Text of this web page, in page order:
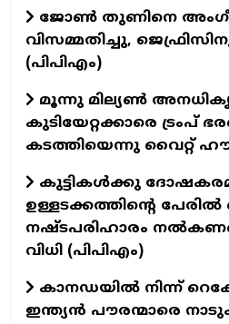
ജോൺ തുണിനെ
വിസമ്മതിച്ചു,
(പിപിഎം)
മൂന്നു മില്യൺ
കുടിയേറ്റക്കാരെ ട്രംപ്
കടത്തിയെന്നു വൈറ്റ്
കുട്ടികൾക്കു
ഉള്ളടക്കത്തിന്റെ പേരിൽ
നഷ്ടപരിഹാരം
വിധി (പിപിഎം)
കാനഡയില്‍ നിന്ന്
ഇന്ത്യന്‍ പൗരന്മാരെ